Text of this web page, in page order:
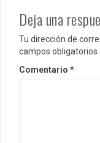
Deja una
Tu dirección de
campos
Comentario *